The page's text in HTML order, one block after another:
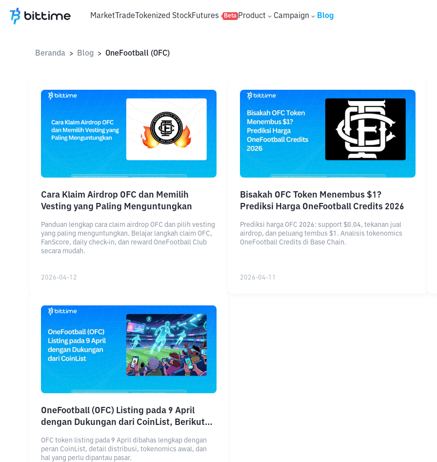
MarketTradeTokenized StockFutures Beta Product Campaign Blog
Beranda > Blog > OneFootball (OFC)
Cara Klaim Airdrop OFC dan Memilih
Vesting yang Paling Menguntungkan
Panduan lengkap cara claim airdrop OFC dan pilih vesting
yang paling menguntungkan. Belajar langkah claim OFC,
FanScore, daily check-in, dan reward OneFootball Club
secara mudah.
2026-04-12
Bisakah OFC Token Menembus $1?
Prediksi Harga OneFootball Credits 2026
Prediksi harga OFC 2026: support $0.04, tekanan jual
airdrop, dan peluang tembus $1. Analisis tokenomics
OneFootball Credits di Base Chain.
2026-04-11
OneFootball (OFC) Listing pada 9 April
dengan Dukungan dari CoinList, Berikut
OFC token listing pada 9 April dibahas lengkap dengan
peran CoinList, detail distribusi, tokenomics awal, dan
hal yang perlu dipantau pasar.